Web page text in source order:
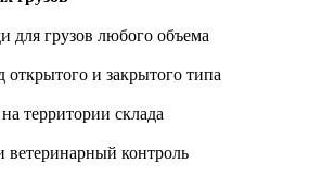
для грузов любого объема
и закрытого типа
территории склада
контроль